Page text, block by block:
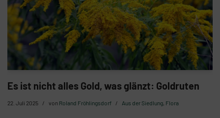
Es ist nicht alles Gold, was glänzt: Goldruten
22. Juli 2025 von Roland Fröhlingsdorf Aus der Siedlung, Flora